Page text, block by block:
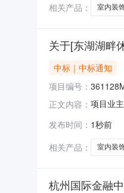
相关产品：
室内装
关于[东湖湖畔
中标｜中标通知
项目编号：
正文内容： 项目业
间：3
司,江西
发布时间： 1秒前
相关产品：
室内装
杭州国际金融